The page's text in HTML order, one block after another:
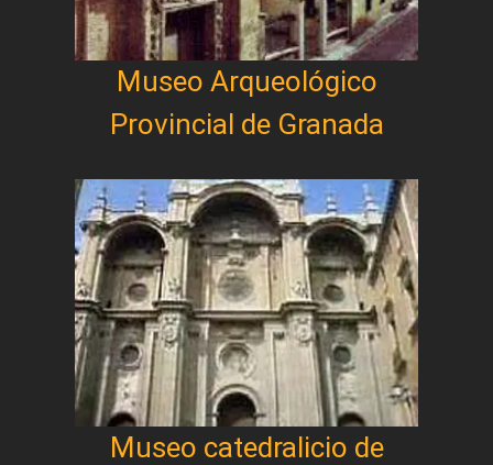
Museo Arqueológico
Provincial de Granada
Museo catedralicio de